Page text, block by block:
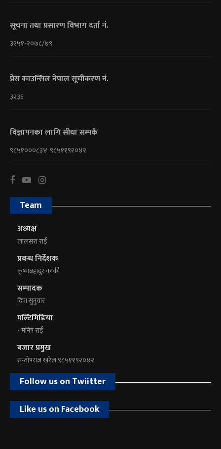
सूचना तथा प्रसारण विभाग दर्ता नं.
३२५१-२०७८/७९
प्रेस काउन्सिल नेपाल सूचीकरण नं.
३२३६
विज्ञापनका लागि सीधा सम्पर्क
९८५१०००८३४, ९८५११९२०४२
Team
अध्यक्ष
लालसरा राई
प्रबन्ध निर्देशक
कृष्णबहादुर कार्की
सम्पादक
दिपा सुनुवार
मल्टिमिडिया
- मनिष राई
बजार प्रमुख
सन्तोषराज खरेल ९८५११९२०४२
Follow us on Twiitter
Like us on Facebook